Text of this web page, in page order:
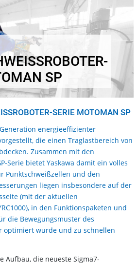
S
SP
SERIE MOTOMAN SP
energieeffizienter
die einen Traglastbereich von
Zusammen mit den
Serie bietet Yaskawa damit ein volles
Punktschweißzellen und den
liegen insbesondere auf der
(mit der aktuellen
in den Funktionspaketen und
die Bewegungsmuster des
optimiert wurde und zu schnellen
Aufbau, die neueste Sigma7-